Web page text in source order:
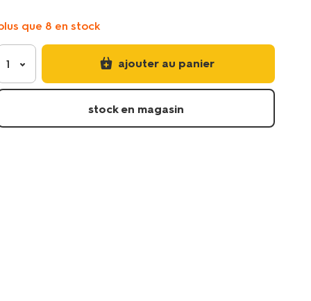
avec-
que 8 en stock
1 ajouter au panier
stock en magasin